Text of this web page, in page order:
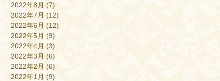
2022年8月 (7)
2022年7月 (12)
2022年6月 (12)
2022年5月 (9)
2022年4月 (3)
2022年3月 (6)
2022年2月 (6)
2022年1月 (9)